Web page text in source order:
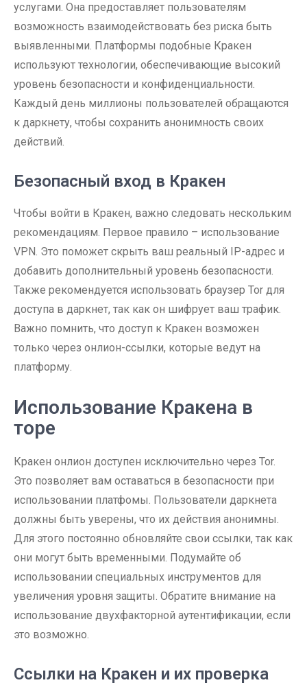
услугами. Она предоставляет пользователям
возможность взаимодействовать без риска быть
выявленными. Платформы подобные Кракен
используют технологии, обеспечивающие высокий
уровень безопасности и конфиденциальности.
Каждый день миллионы пользователей обращаются
к даркнету, чтобы сохранить анонимность своих
действий.
Безопасный вход в Кракен
Чтобы войти в Кракен, важно следовать нескольким
рекомендациям. Первое правило – использование
VPN. Это поможет скрыть ваш реальный IP-адрес и
добавить дополнительный уровень безопасности.
Также рекомендуется использовать браузер Tor для
доступа в даркнет, так как он шифрует ваш трафик.
Важно помнить, что доступ к Кракен возможен
только через онлион-ссылки, которые ведут на
платформу.
Использование Кракена в
торе
Кракен онлион доступен исключительно через Tor.
Это позволяет вам оставаться в безопасности при
использовании платфомы. Пользователи даркнета
должны быть уверены, что их действия анонимны.
Для этого постоянно обновляйте свои ссылки, так как
они могут быть временными. Подумайте об
использовании специальных инструментов для
увеличения уровня защиты. Обратите внимание на
использование двухфакторной аутентификации, если
это возможно.
Ссылки на Кракен и их проверка